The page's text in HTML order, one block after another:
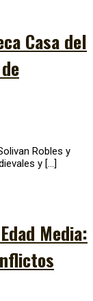
Casa del
Robles y
y […]
Media: